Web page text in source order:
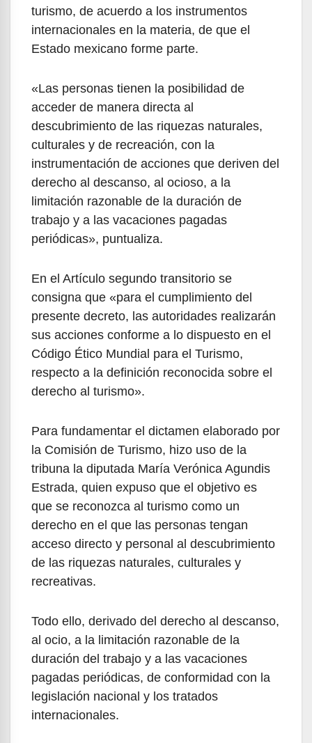
turismo, de acuerdo a los instrumentos
internacionales en la materia, de que el
Estado mexicano forme parte.
«Las personas tienen la posibilidad de
acceder de manera directa al
descubrimiento de las riquezas naturales,
culturales y de recreación, con la
instrumentación de acciones que deriven del
derecho al descanso, al ocioso, a la
limitación razonable de la duración de
trabajo y a las vacaciones pagadas
periódicas», puntualiza.
En el Artículo segundo transitorio se
consigna que «para el cumplimiento del
presente decreto, las autoridades realizarán
sus acciones conforme a lo dispuesto en el
Código Ético Mundial para el Turismo,
respecto a la definición reconocida sobre el
derecho al turismo».
Para fundamentar el dictamen elaborado por
la Comisión de Turismo, hizo uso de la
tribuna la diputada María Verónica Agundis
Estrada, quien expuso que el objetivo es
que se reconozca al turismo como un
derecho en el que las personas tengan
acceso directo y personal al descubrimiento
de las riquezas naturales, culturales y
recreativas.
Todo ello, derivado del derecho al descanso,
al ocio, a la limitación razonable de la
duración del trabajo y a las vacaciones
pagadas periódicas, de conformidad con la
legislación nacional y los tratados
internacionales.